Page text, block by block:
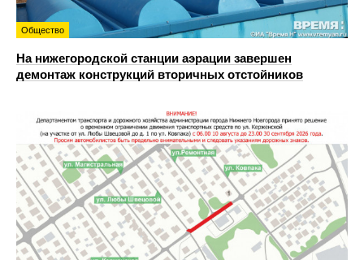
Общество
На нижегородской станции аэрации завершен
демонтаж конструкций вторичных отстойников